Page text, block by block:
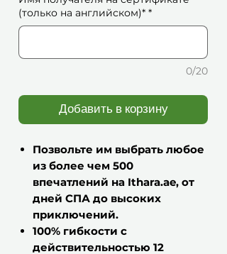
(только на английском)* *
0/20
Добавить в корзину
Позвольте им выбрать любое
из более чем 500
впечатлений на Ithara.ae, от
дней СПА до высоких
приключений.
100% гибкости с
действительностью 12